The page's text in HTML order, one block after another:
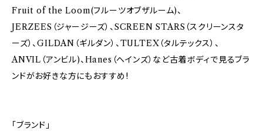
Fruit of the Loom(フルーツオブザルーム)、
JERZEES（ジャージーズ）、SCREEN STARS（スクリーンスタ
ーズ）、GILDAN（ギルダン）、TULTEX（タルテックス）、
ANVIL（アンビル)、Hanes（ヘインズ）など古着ボディで見るブラ
ンドがお好きな方にもおすすめ!
「ブランド」